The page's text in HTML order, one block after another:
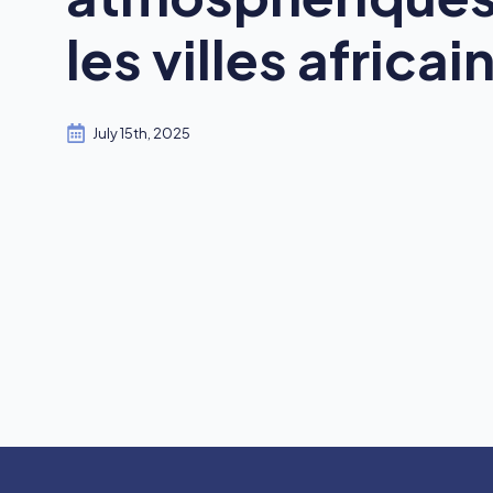
les villes
July 15th, 2025